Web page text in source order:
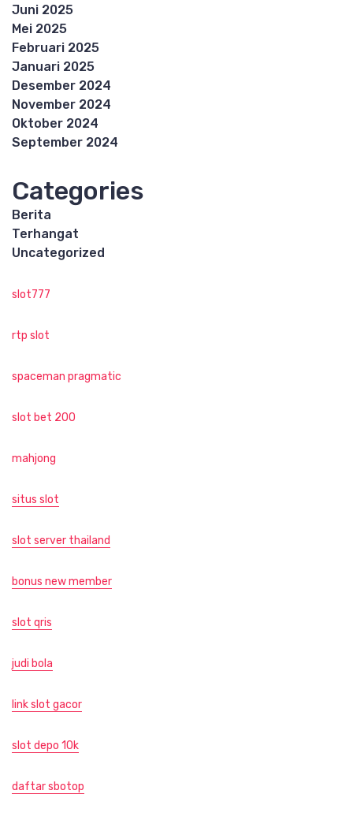
Juni 2025
Mei 2025
Februari 2025
Januari 2025
Desember 2024
November 2024
Oktober 2024
September 2024
Categories
Berita
Terhangat
Uncategorized
slot777
rtp slot
spaceman pragmatic
slot bet 200
mahjong
situs slot
slot server thailand
bonus new member
slot qris
judi bola
link slot gacor
slot depo 10k
daftar sbotop